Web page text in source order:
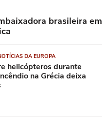
brasileira em
DA EUROPA
helicópteros durante
na Grécia deixa